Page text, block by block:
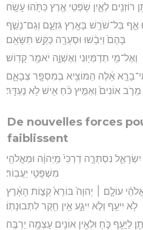
רוֹזְנִ֖ים לְאָ֑יִן שֹׁ֥פְטֵי אֶ֖רֶץ כַּתֹּ֥הוּ עָשָֽׂה׃
אַ֛ף בַּל־שֹׁרֵ֥שׁ בָּאָ֖רֶץ גִּזְעָ֑ם וְגַם־נָשַׁ֤ף
בָּהֶם֙ וַיִּבָ֔שׁוּ וּסְעָרָ֖ה כַּקַּ֥שׁ תִּשָּׂאֵֽם׃
וְאֶל־מִ֥י תְדַמְּי֖וּנִי וְאֶשְׁוֶ֑ה יֹאמַ֖ר קָדֽוֹשׁ׃
מִי־בָרָ֣א אֵ֔לֶּה הַמּוֹצִ֥יא בְמִסְפָּ֖ר צְבָאָ֑ם
אוֹנִים֙ וְאַמִּ֣יץ כֹּ֔חַ אִ֖ישׁ לֹ֥א נֶעְדָּֽר׃
De nouvelles forces
faiblissent
נִסְתְּרָ֤ה דַרְכִּי֙ מֵֽיְהוָ֔ה וּמֵאֱלֹהַ֖י
מִשְׁפָּטִ֥י יַעֲבֽוֹר׃
עוֹלָ֤ם ׀ יְהוָה֙ בּוֹרֵא֙ קְצ֣וֹת הָאָ֔רֶץ
לֹ֥א יִיעַ֖ף וְלֹ֣א יִיגָ֑ע אֵ֥ין חֵ֖קֶר לִתְבוּנָתֽוֹ׃
לַיָּעֵ֖ף כֹּ֑חַ וּלְאֵ֥ין אוֹנִ֖ים עָצְמָ֥ה יַרְבֶּֽה׃